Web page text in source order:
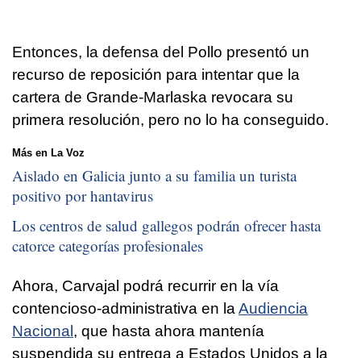
Entonces, la defensa del Pollo presentó un
recurso de reposición para intentar que la
cartera de Grande-Marlaska revocara su
primera resolución, pero no lo ha conseguido.
Más en La Voz
Aislado en Galicia junto a su familia un turista
positivo por hantavirus
Los centros de salud gallegos podrán ofrecer hasta
catorce categorías profesionales
Ahora, Carvajal podrá recurrir en la vía
contencioso-administrativa en laAudiencia
Nacional , que hasta ahora mantenía
suspendida su entrega a Estados Unidos a la